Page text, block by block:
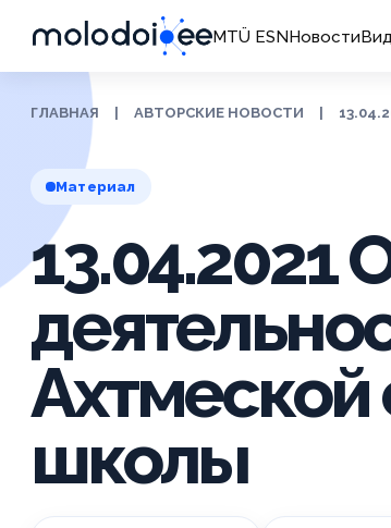
MTÜ ESNНовости
ГЛАВНАЯ АВТОРСКИЕ НОВОСТИ
Материал
13.04.2021
Ахтмеской
школы